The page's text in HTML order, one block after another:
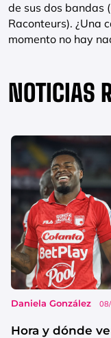
de sus dos bandas
Raconteurs). ¿Una
momento no hay
NOTICIAS
Daniela González
Hora y dónde